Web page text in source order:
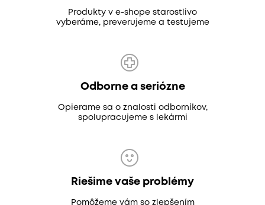
Produkty v e-shope starostlivo
vyberáme, preverujeme a testujeme
Odborne a seriózne
Opierame sa o znalosti odborníkov,
spolupracujeme s lekármi
Riešime vaše problémy
Pomôžeme vám so zlepšením